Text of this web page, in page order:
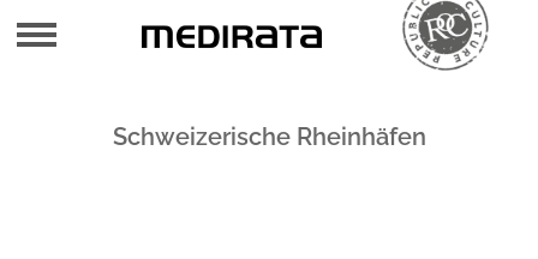
Schweizerische Rheinhäfen